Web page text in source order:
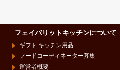
フェイバリットキッチンについて
ギフト キッチン用品
フードコーディネーター募集
運営者概要